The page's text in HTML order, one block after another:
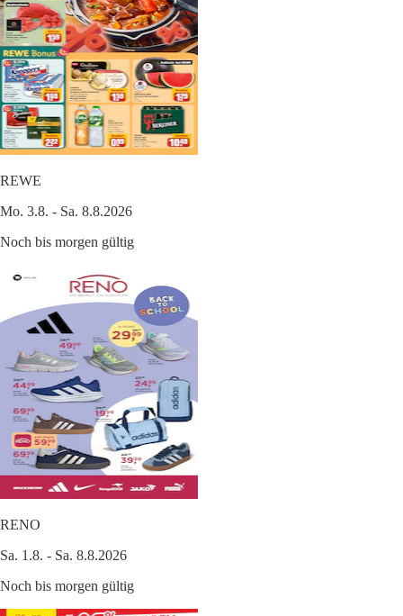
REWE
Mo. 3.8. - Sa. 8.8.2026
Noch bis morgen gültig
RENO
Sa. 1.8. - Sa. 8.8.2026
Noch bis morgen gültig